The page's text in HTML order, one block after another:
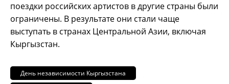
поездки российских артистов в другие страны были
ограничены. В результате они стали чаще
выступать в странах Центральной Азии, включая
Кыргызстан.
День независимости Кыргызстана